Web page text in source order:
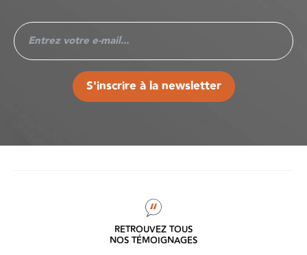
S'inscrire à la newsletter
RETROUVEZ TOUS
NOS TÉMOIGNAGES